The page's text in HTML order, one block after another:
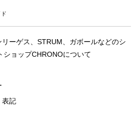
ーゲス、STRUM、ガボールなどのシ
ショップCHRONOについて
表記